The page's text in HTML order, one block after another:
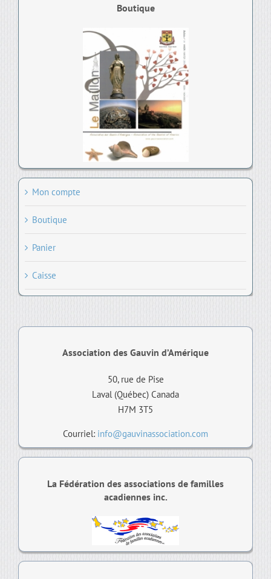
Association des Gauvin d’Amérique
50, rue de Pise
Laval (Québec) Canada
H7M 3T5
Courriel: info@gauvinassociation.com
La Fédération des associations de familles
acadiennes inc.
Boutique
Mon compte
Boutique
Panier
Caisse